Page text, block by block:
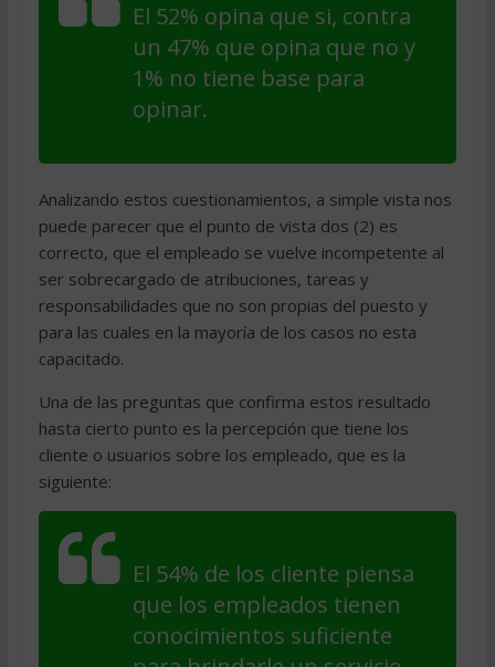
El 52% opina que si, contra
un 47% que opina que no y
1% no tiene base para
opinar.
Analizando estos cuestionamientos, a simple vista nos
puede parecer que el punto de vista dos (2) es
correcto, que el empleado se vuelve incompetente al
ser sobrecargado de atribuciones, tareas y
responsabilidades que no son propias del puesto y
para las cuales en la mayoría de los casos no esta
capacitado.
Una de las preguntas que confirma estos resultado
hasta cierto punto es la percepción que tiene los
cliente o usuarios sobre los empleado, que es la
siguiente:
El 54% de los cliente piensa
que los empleados tienen
conocimientos suficiente